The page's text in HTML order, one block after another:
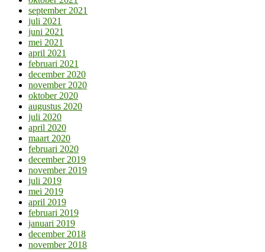
september 2021
juli 2021
juni 2021
mei 2021
april 2021
februari 2021
december 2020
november 2020
oktober 2020
augustus 2020
juli 2020
april 2020
maart 2020
februari 2020
december 2019
november 2019
juli 2019
mei 2019
april 2019
februari 2019
januari 2019
december 2018
november 2018